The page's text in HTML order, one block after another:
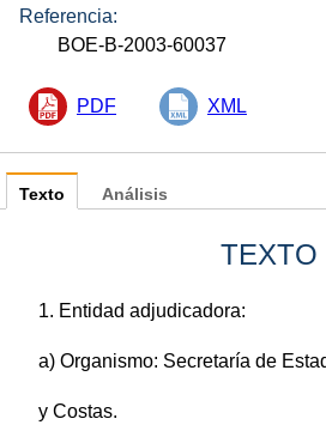
Referencia:
BOE-B-2003-60037
PDF XML
Texto
TEXTO
1. Entidad adjudicadora:
a) Organismo: Secretaría de
y Costas.
Análisis